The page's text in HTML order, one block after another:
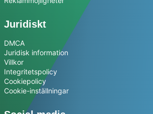
Juridiskt
DMCA
Juridisk information
Villkor
Integritetspolicy
Cookiepolicy
Cookie-inställningar